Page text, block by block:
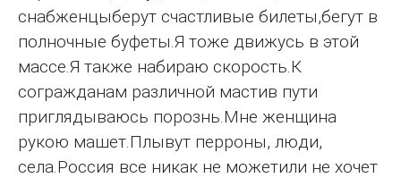
снабженцыберут счастливые билеты,бегут в
полночные буфеты.Я тоже движусь в этой
массе.Я также набираю скорость.К
согражданам различной мастив пути
приглядываюсь порознь.Мне женщина
рукою машет.Плывут перроны, люди,
села.Россия все никак не можетили не хочет